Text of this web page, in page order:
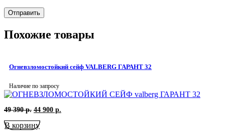
Похожие товары
Огневзломостойкий сейф VALBERG ГАРАНТ 32
Наличие по запросу
49 390р. Первоначальная
составляла
44 900 р.
В корзину